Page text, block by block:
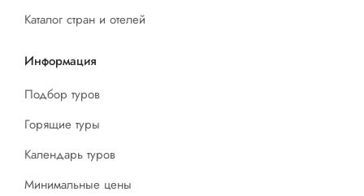
Каталог стран и отелей
Информация
Подбор туров
Горящие туры
Календарь туров
Минимальные цены